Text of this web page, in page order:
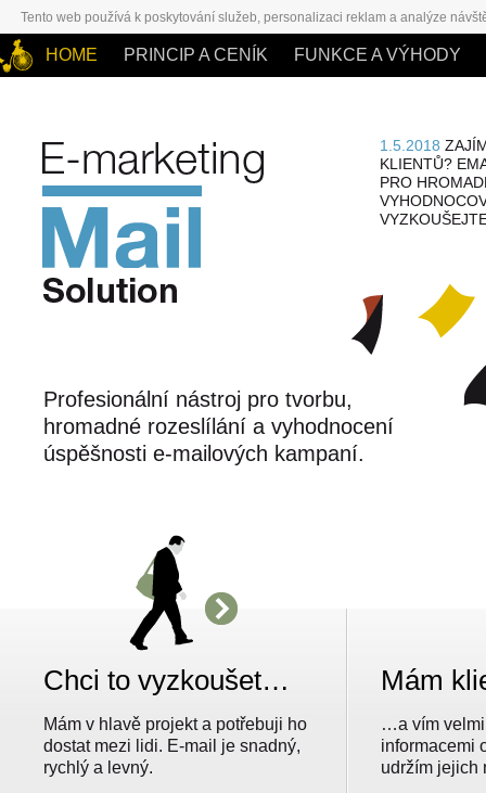
Tento web používá k poskytování služeb, personalizaci reklam a analýze
HOME PRINCIP A CENÍK FUNKCE A VÝHODY
Solution
Profesionální nástroj pro tvorbu,
hromadné rozeslílání a vyhodnocení
úspěšnosti e-mailových kampaní.
1.5.2018
KLIENTŮ?
PRO
Chci to vyzkoušet…
Mám v hlavě projekt a potřebuji ho
dostat mezi lidi. E-mail je snadný,
rychlý a levný.
Mám
…a vím
informacemi
udržím jejich